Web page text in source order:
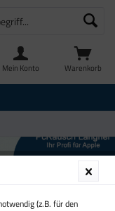
Warenkorb
Mein Konto
(z.B. für den